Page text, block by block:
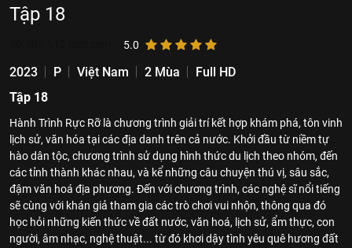
Tập 18
5.0
2023 P Việt Nam 2 Mùa
Full HD
Tập 18
Hành Trình Rực Rỡ là chương trình giải trí kết hợp khám phá, tôn vinh
lịch sử, văn hóa tại các địa danh trên cả nước. Khởi đầu từ niềm tự
hào dân tộc, chương trình sử dụng hình thức du lịch theo nhóm, đến
các tỉnh thành khác nhau, và kể những câu chuyện thú vị, sâu sắc,
đậm văn hoá địa phương. Đến với chương trình, các nghệ sĩ nổi tiếng
sẽ cùng với khán giả tham gia các trò chơi vui nhộn, thông qua đó
học hỏi những kiến thức về đất nước, văn hoá, lịch sử, ẩm thực, con
người, âm nhạc, nghệ thuật... từ đó khơi dậy tình yêu quê hương đất